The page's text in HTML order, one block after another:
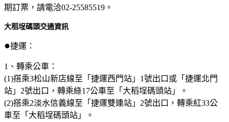
期訂票，請電洽02-25585519。
大稻埕碼頭交通資訊
●捷運：
1、轉乘公車：
(1)搭乘3松山新店線至「捷運西門站」1號出口或「捷運北門
站」2號出口，轉乘綠17公車至「大稻埕碼頭站」。
(2)搭乘2淡水信義線至「捷運雙連站」2號出口，轉乘紅33公
車至「大稻埕碼頭站」。